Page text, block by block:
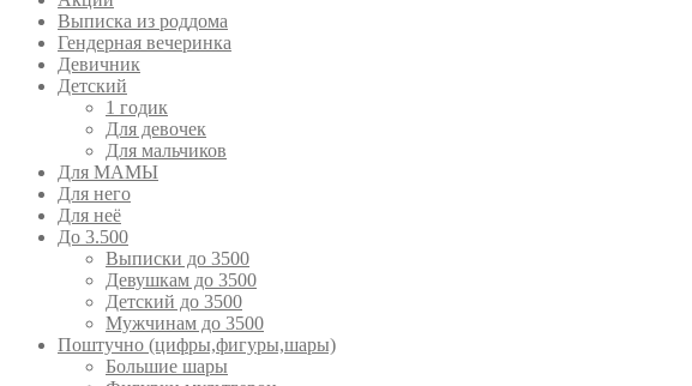
Выписка из роддома
Гендерная вечеринка
Девичник
Детский
1 годик
Для девочек
Для мальчиков
Для МАМЫ
Для него
Для неё
До 3.500
Выписки до 3500
Девушкам до 3500
Детский до 3500
Мужчинам до 3500
Поштучно (цифры,фигуры,шары)
Большие шары